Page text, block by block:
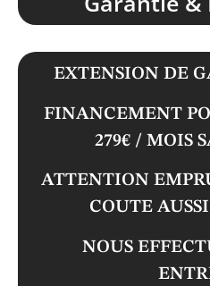
EXTENSION DE
FINANCEMENT
279€ / MOIS
ATTENTION
COUTE
NOUS